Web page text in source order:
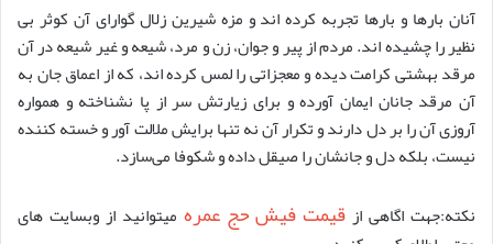
آنان بار‌ها و بار‌ها تجربه کرده اند و مزه شیرین زلال گوارای آن کوثر بی
نظیر را چشیده اند. مردم از پیر و جوان، زن و مرد، شیعه و غیر شیعه در آن
مرقد بهشتی کرامت دیده و معجزاتی را لمس کرده اند، که از اعماق جان به
آن مرقد جانان ایمان آورده و برای زیارتش سر از پا نشناخته و همواره
آروزی آن را بر دل دارند و تکرار آن نه تنها برایش ملالت آور و خسته کننده
نیست، بلکه دل و جانشان را صیقل داده و شکوفا می‌سازد.
نکته:جهت اگاهی از قیمت فیش حج عمره میتوانید از وبسایت های